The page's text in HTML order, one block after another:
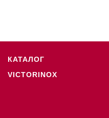
КАТАЛОГ
VICTORINOX